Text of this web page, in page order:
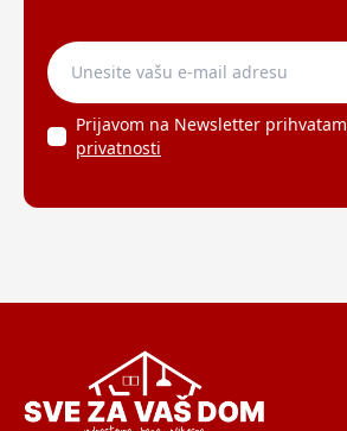
Prijavom na Newsletter prihvatam
privatnosti